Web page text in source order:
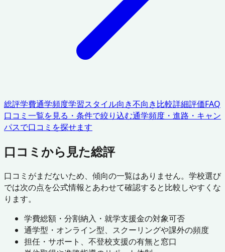
総評学費通学頻度学習スタイル向き不向き比較詳細評価FAQ
口コミ一覧を見る・条件で絞り込む通学頻度・進路・キャン
パスで口コミを探せます
口コミから見た総評
口コミがまだないため、傾向の一覧はありません。学校選び
では次の点を公式情報とあわせて確認すると比較しやすくな
ります。
学費総額・分割納入・就学支援金の対象可否
通学型・オンライン型、スクーリングや課外の頻度
担任・サポート、不登校支援の有無と窓口